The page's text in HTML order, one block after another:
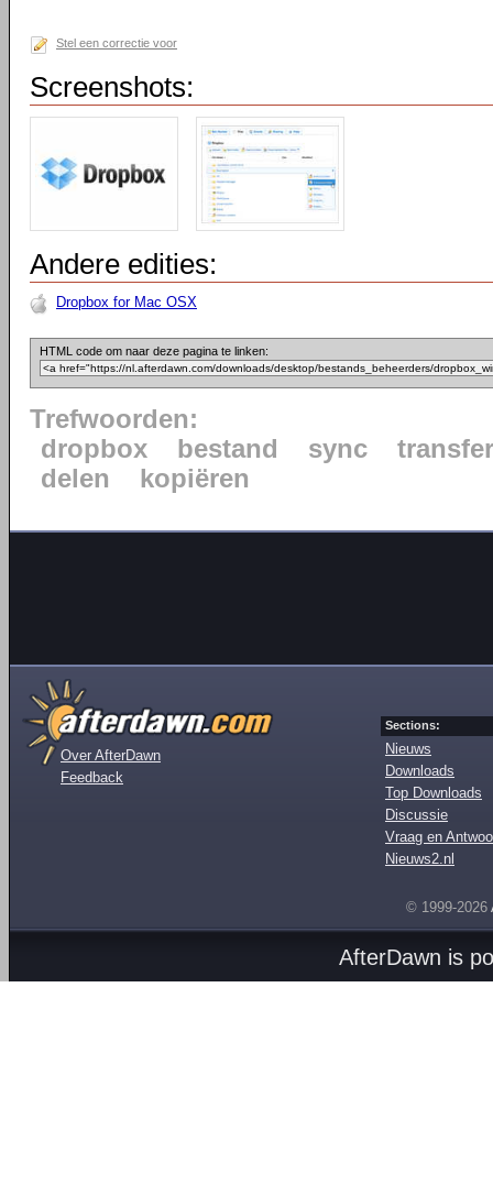
Stel een correctie voor
Screenshots:
Andere edities:
Dropbox for Mac OSX
HTML code om naar deze pagina te linken:
Trefwoorden:
dropbox
bestand sync
transfer
delen
kopiëren
Over AfterDawn
Feedback
Sections:
Nieuws
Downloads
Top Downloads
Discussie
Vraag en
Nieuws2.nl
© 1999-2026
AfterDawn is